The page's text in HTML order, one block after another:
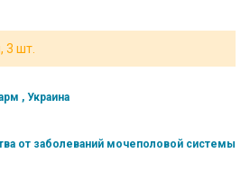
3 шт.
, Украина
от заболеваний мочеполовой системы